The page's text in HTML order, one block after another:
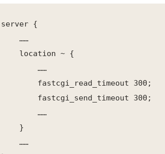
server {
    ……
    location ~ {
        ……
        fastcgi_read_timeout 300;
        fastcgi_send_timeout 300;
        ……
    }
    ……